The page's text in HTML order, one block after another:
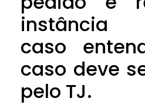
instância
caso
caso deve
pelo TJ.